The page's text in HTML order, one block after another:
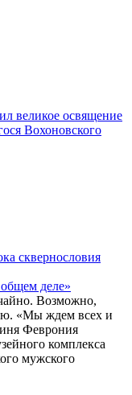
великое освящение
Вохоновского
сквернословия
деле»
Возможно,
«Мы ждем всех и
Феврония
комплекса
мужского